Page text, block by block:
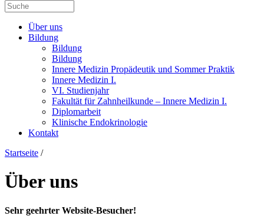
Über uns
Bildung
Bildung
Bildung
Innere Medizin Propädeutik und Sommer Praktik
Innere Medizin I.
VI. Studienjahr
Fakultät für Zahnheilkunde – Innere Medizin I.
Diplomarbeit
Klinische Endokrinologie
Kontakt
Startseite /
Über uns
Sehr geehrter Website-Besucher!